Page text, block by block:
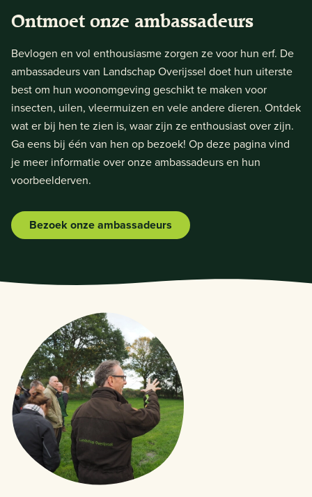
Ontmoet onze ambassadeurs
Bevlogen en vol enthousiasme zorgen ze voor hun erf. De
ambassadeurs van Landschap Overijssel doet hun uiterste
best om hun woonomgeving geschikt te maken voor
insecten, uilen, vleermuizen en vele andere dieren. Ontdek
wat er bij hen te zien is, waar zijn ze enthousiast over zijn.
Ga eens bij één van hen op bezoek! Op deze pagina vind
je meer informatie over onze ambassadeurs en hun
voorbeelderven.
Bezoek onze ambassadeurs